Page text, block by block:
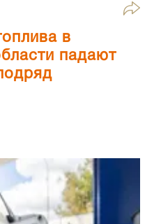
в
падают